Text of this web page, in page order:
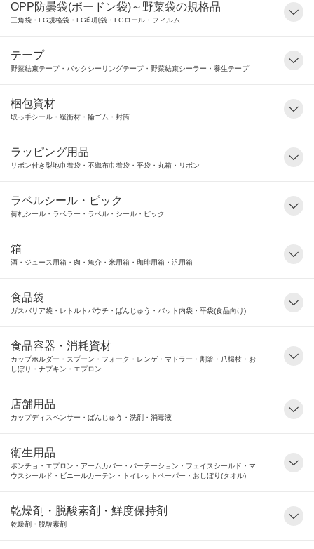
OPP防曇袋(ボードン袋)～野菜袋の規格品
三角袋・FG規格袋・FG印刷袋・FGロール・フィルム
テープ
野菜結束テープ・バックシーリングテープ・野菜結束シーラー・養生テープ
梱包資材
取っ手シール・緩衝材・輪ゴム・封筒
ラッピング用品
リボン付き梨地巾着袋・不織布巾着袋・平袋・丸箱・リボン
ラベルシール・ピック
荷札シール・ラベラー・ラベル・シール・ピック
箱
酒・ジュース用箱・肉・魚介・米用箱・珈琲用箱・汎用箱
食品袋
ガスバリア袋・レトルトパウチ・ばんじゅう・バット内袋・平袋(食品向け)
食品容器・消耗資材
カップホルダー・スプーン・フォーク・レンゲ・マドラー・割箸・爪楊枝・お
しぼり・ナプキン・エプロン
店舗用品
カップディスペンサー・ばんじゅう・洗剤・消毒液
衛生用品
ポンチョ・エプロン・アームカバー・パーテーション・フェイスシールド・マ
ウスシールド・ビニールカーテン・トイレットペーパー・おしぼり(タオル)
乾燥剤・脱酸素剤・鮮度保持剤
乾燥剤・脱酸素剤